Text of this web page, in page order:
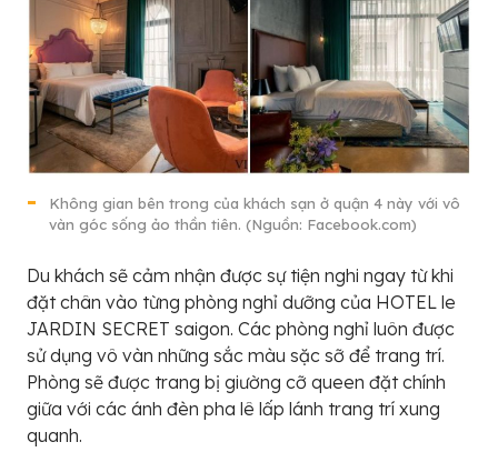
Không gian bên trong của khách sạn ở quận 4 này với vô
vàn góc sống ảo thần tiên. (Nguồn: Facebook.com)
Du khách sẽ cảm nhận được sự tiện nghi ngay từ khi
đặt chân vào từng phòng nghỉ dưỡng của HOTEL le
JARDIN SECRET saigon. Các phòng nghỉ luôn được
sử dụng vô vàn những sắc màu sặc sỡ để trang trí.
Phòng sẽ được trang bị giường cỡ queen đặt chính
giữa với các ánh đèn pha lê lấp lánh trang trí xung
quanh.